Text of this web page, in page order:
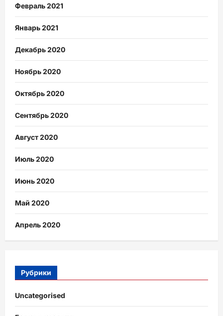
Февраль 2021
Январь 2021
Декабрь 2020
Ноябрь 2020
Октябрь 2020
Сентябрь 2020
Август 2020
Июль 2020
Июнь 2020
Май 2020
Апрель 2020
Рубрики
Uncategorised